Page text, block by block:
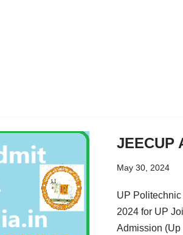
JEECUP
May 30, 2024
UP
2024 for UP
Admission